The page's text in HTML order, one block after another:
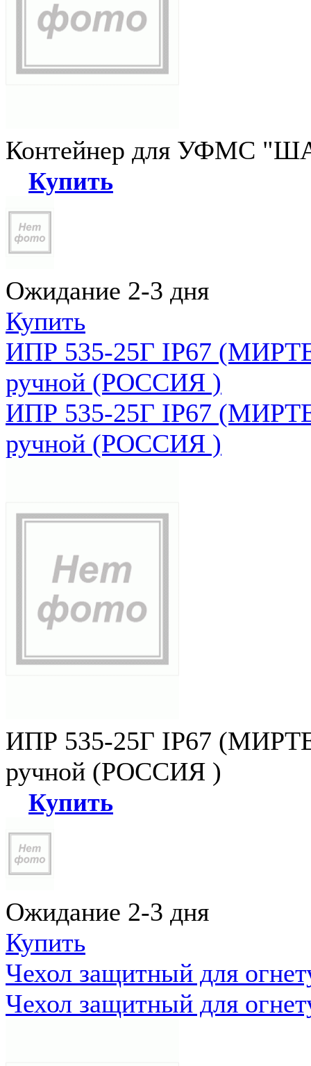
Контейнер для УФМС
Купить
Ожидание 2-3 дня
Купить
ИПР 535-25Г IP67
ручной (РОССИЯ )
ИПР 535-25Г IP67
ручной (РОССИЯ )
ИПР 535-25Г IP67
ручной (РОССИЯ )
Купить
Ожидание 2-3 дня
Купить
Чехол защитный для
Чехол защитный для